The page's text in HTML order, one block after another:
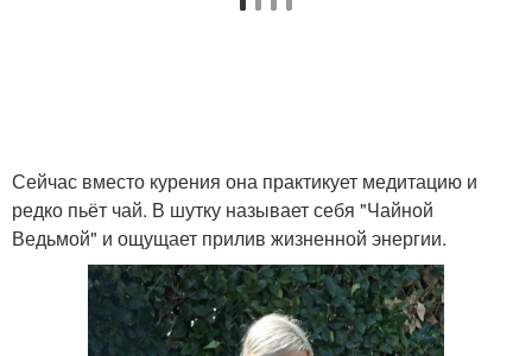
Сейчас вместо курения она практикует медитацию и
редко пьёт чай. В шутку называет себя "Чайной
Ведьмой" и ощущает прилив жизненной энергии.